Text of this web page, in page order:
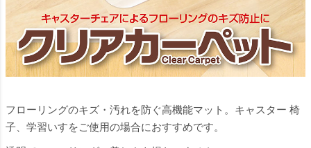
フローリングのキズ・汚れを防ぐ高機能マット。キャスター 椅
子、学習いすをご使用の場合におすすめです。